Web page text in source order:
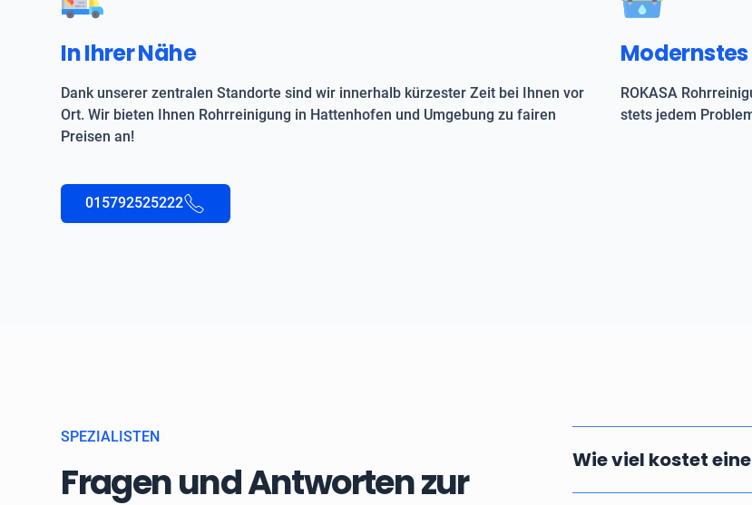
In Ihrer Nähe
Dank unserer zentralen Standorte sind wir innerhalb kürzester Zeit bei Ihnen vor
Ort. Wir bieten Ihnen Rohrreinigung in Hattenhofen und Umgebung zu fairen
Preisen an!
ROKASA
stets jedem
015792525222
SPEZIALISTEN
Fragen und Antworten zur
Wie viel kostet